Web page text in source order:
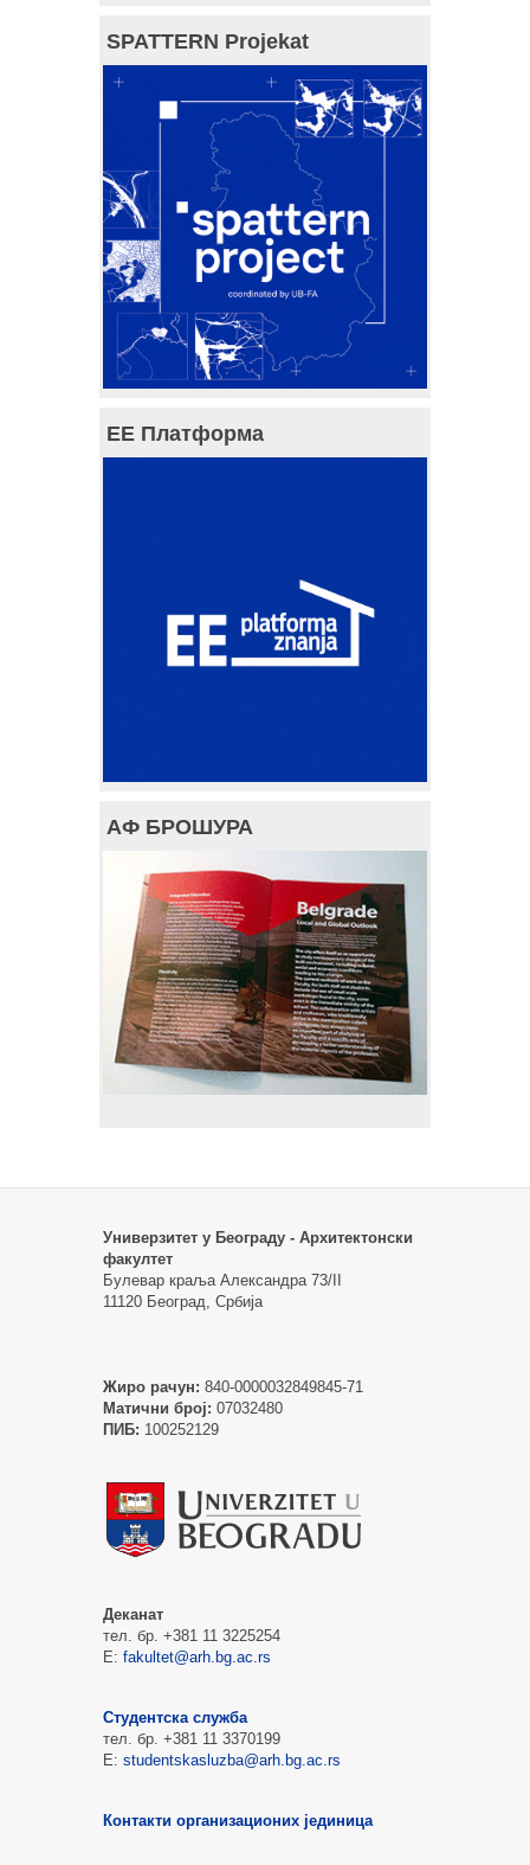
SPATTERN Projekat
ЕЕ Платформа
АФ БРОШУРА
Универзитет у Београду - Архитектонски
факултет
Булевар краља Александра 73/II
11120 Београд, Србија
Жиро рачун: 840-0000032849845-71
Матични број: 07032480
ПИБ: 100252129
Деканат
тел. бр. +381 11 3225254
Е: fakultet@arh.bg.ac.rs
Студентска служба
тел. бр. +381 11 3370199
Е: studentskasluzba@arh.bg.ac.rs
Контакти организационих јединица